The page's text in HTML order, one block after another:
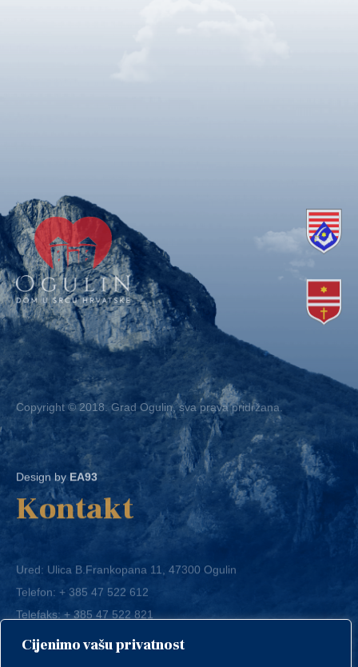
Cijenimo vašu privatnost
Copyright © 2018. Grad Ogulin, sva prava pridržana.
Design by EA93
Kontakt
Telefon:+ 385 47 522 612
Telefaks:+ 385 47 522 821
E-mail:grad-ogulin@ogulin.hr